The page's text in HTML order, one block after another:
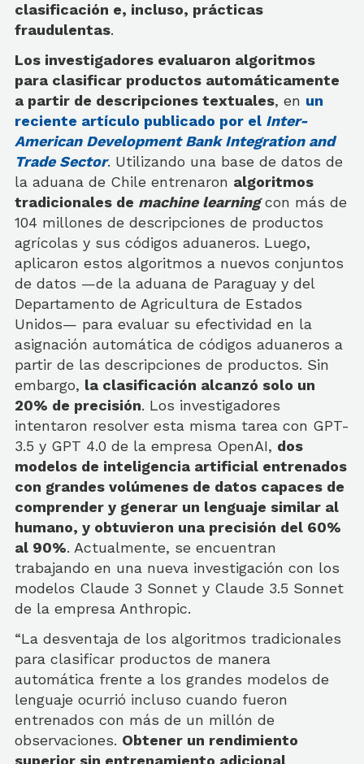
clasificación e, incluso, prácticas
fraudulentas.
Los investigadores evaluaron algoritmos
para clasificar productos automáticamente
a partir de descripciones textuales, en un
reciente artículo publicado por el Inter-
American Development Bank Integration and
Trade Sector. Utilizando una base de datos de
la aduana de Chile entrenaron algoritmos
tradicionales de machine learningcon más de
104 millones de descripciones de productos
agrícolas y sus códigos aduaneros. Luego,
aplicaron estos algoritmos a nuevos conjuntos
de datos —de la aduana de Paraguay y del
Departamento de Agricultura de Estados
Unidos— para evaluar su efectividad en la
asignación automática de códigos aduaneros a
partir de las descripciones de productos. Sin
embargo, la clasificación alcanzó solo un
20% de precisión. Los investigadores
intentaron resolver esta misma tarea con GPT-
3.5 y GPT 4.0 de la empresa OpenAI, dos
modelos de inteligencia artificial entrenados
con grandes volúmenes de datos capaces de
comprender y generar un lenguaje similar al
humano, y obtuvieron una precisión del 60%
al 90%. Actualmente, se encuentran
trabajando en una nueva investigación con los
modelos Claude 3 Sonnet y Claude 3.5 Sonnet
de la empresa Anthropic.
“La desventaja de los algoritmos tradicionales
para clasificar productos de manera
automática frente a los grandes modelos de
lenguaje ocurrió incluso cuando fueron
entrenados con más de un millón de
observaciones. Obtener un rendimiento
superior sin entrenamiento adicional